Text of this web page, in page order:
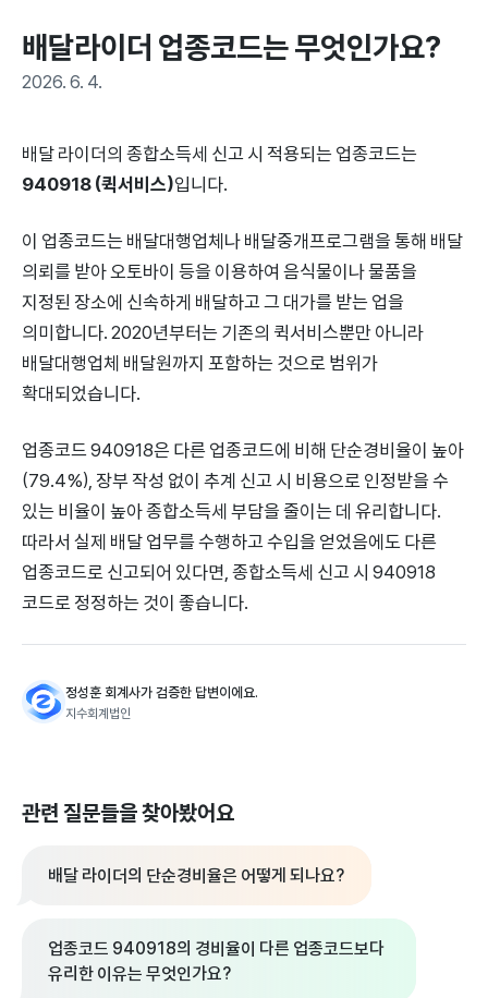
배달라이더 업종코드는 무엇인가요?
2026. 6. 4.
배달 라이더의 종합소득세 신고 시 적용되는 업종코드는
940918 (퀵서비스)입니다.
이 업종코드는 배달대행업체나 배달중개프로그램을 통해 배달
의뢰를 받아 오토바이 등을 이용하여 음식물이나 물품을
지정된 장소에 신속하게 배달하고 그 대가를 받는 업을
의미합니다. 2020년부터는 기존의 퀵서비스뿐만 아니라
배달대행업체 배달원까지 포함하는 것으로 범위가
확대되었습니다.
업종코드 940918은 다른 업종코드에 비해 단순경비율이 높아
(79.4%), 장부 작성 없이 추계 신고 시 비용으로 인정받을 수
있는 비율이 높아 종합소득세 부담을 줄이는 데 유리합니다.
따라서 실제 배달 업무를 수행하고 수입을 얻었음에도 다른
업종코드로 신고되어 있다면, 종합소득세 신고 시 940918
코드로 정정하는 것이 좋습니다.
정성훈 회계사가 검증한 답변이에요.
지수회계법인
관련 질문들을 찾아봤어요
배달 라이더의 단순경비율은 어떻게 되나요?
업종코드 940918의 경비율이 다른 업종코드보다
유리한 이유는 무엇인가요?